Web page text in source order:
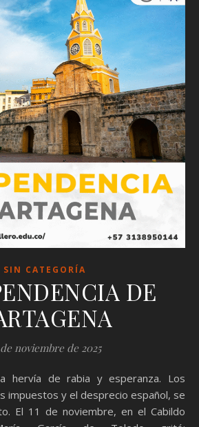
SIN CATEGORÍA
DE
de noviembre de 2025
impuestos y el desprecio español, se
El 11 de noviembre, en el Cabildo